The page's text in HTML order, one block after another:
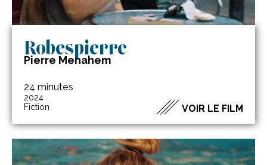
Robespierre
Pierre Menahem
24 minutes
2024
Fiction
VOIR LE FILM